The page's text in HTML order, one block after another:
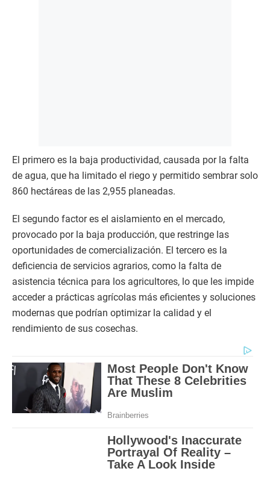
El primero es la baja productividad, causada por la falta
de agua, que ha limitado el riego y permitido sembrar solo
860 hectáreas de las 2,955 planeadas.
El segundo factor es el aislamiento en el mercado,
provocado por la baja producción, que restringe las
oportunidades de comercialización. El tercero es la
deficiencia de servicios agrarios, como la falta de
asistencia técnica para los agricultores, lo que les impide
acceder a prácticas agrícolas más eficientes y soluciones
modernas que podrían optimizar la calidad y el
rendimiento de sus cosechas.